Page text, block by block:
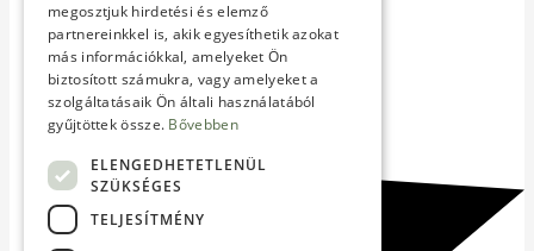
megosztjuk hirdetési és elemző
partnereinkkel is, akik egyesíthetik azokat
más információkkal, amelyeket Ön
biztosított számukra, vagy amelyeket a
szolgáltatásaik Ön általi használatából
gyűjtöttek össze. Bővebben
ELENGEDHETETLENÜL
SZÜKSÉGES
TELJESÍTMÉNY